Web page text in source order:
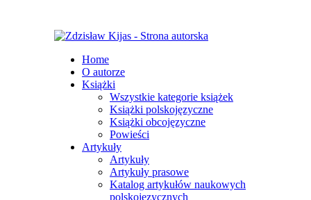
Home
O autorze
Książki
Wszystkie kategorie książek
Książki polskojęzyczne
Książki obcojęzyczne
Powieści
Artykuły
Artykuły
Artykuły prasowe
Katalog artykułów naukowych
polskojęzycznych